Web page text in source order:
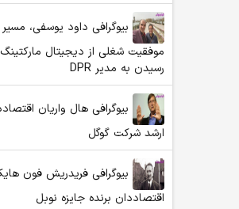
بیوگرافی داود یوسفی، مسیر
موفقیت شغلی از دیجیتال
رسیدن به مدیر DPR
بیوگرافی هال واریان
ارشد شرکت گوگل
بیوگرافی فریدریش فون
اقتصاددان برنده جایزه نوبل